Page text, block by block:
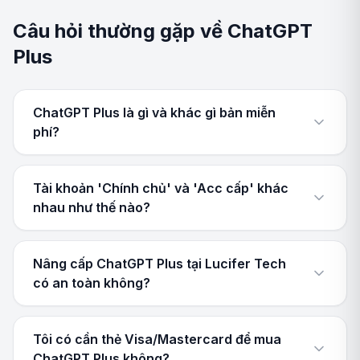
Câu hỏi thường gặp về ChatGPT
Plus
ChatGPT Plus là gì và khác gì bản miễn
phí?
Tài khoản 'Chính chủ' và 'Acc cấp' khác
nhau như thế nào?
Nâng cấp ChatGPT Plus tại Lucifer Tech
có an toàn không?
Tôi có cần thẻ Visa/Mastercard để mua